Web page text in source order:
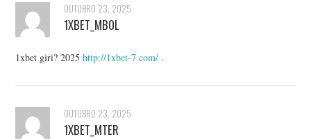
OUTUBRO 23, 2025
1XBET_MBOL
1xbet giri? 2025http://1xbet-7.com/ .
OUTUBRO 23, 2025
1XBET_MTER